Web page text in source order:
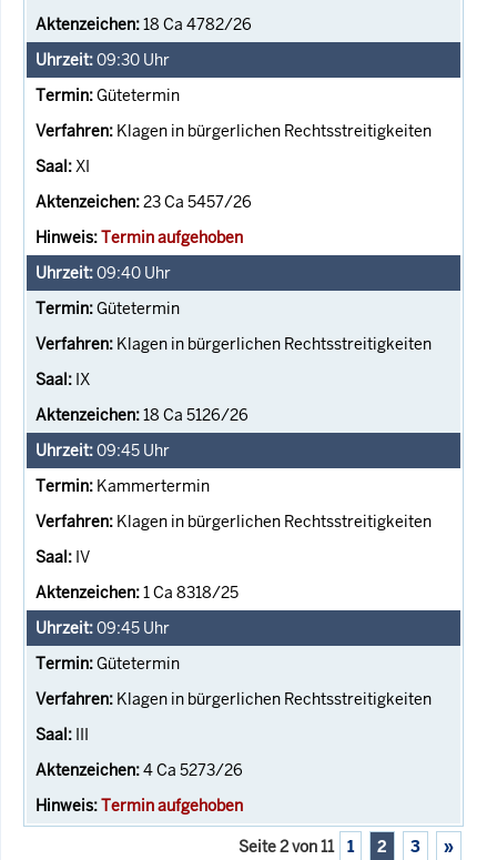
18 Ca 4782/26
09:30 Uhr
Gütetermin
Klagen in bürgerlichen Rechtsstreitigkeiten
XI
23 Ca 5457/26
Termin aufgehoben
09:40 Uhr
Gütetermin
Klagen in bürgerlichen Rechtsstreitigkeiten
IX
18 Ca 5126/26
09:45 Uhr
Kammertermin
Klagen in bürgerlichen Rechtsstreitigkeiten
IV
1 Ca 8318/25
09:45 Uhr
Gütetermin
Klagen in bürgerlichen Rechtsstreitigkeiten
III
4 Ca 5273/26
Termin aufgehoben
Seite 2 von 11 1 2 3 »